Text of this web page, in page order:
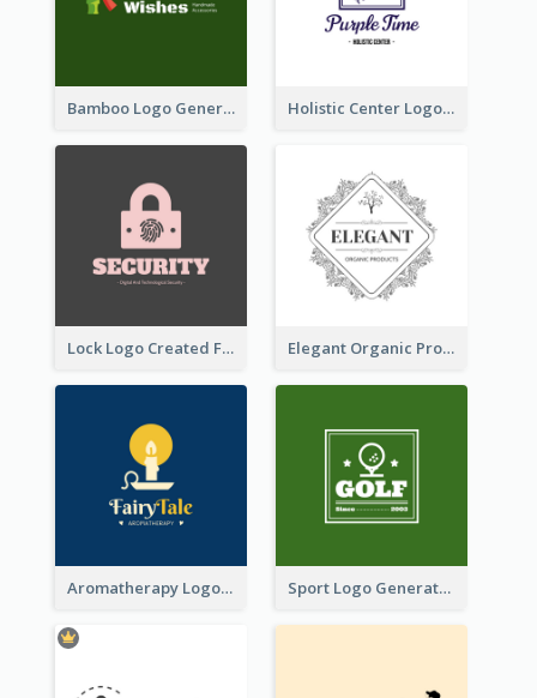
Bamboo Logo Generated For Store Selling Handmade Accessories Holistic Center Logo Generated With Illustrated Fruit
Lock Logo Created For Digital And Technological Security Services Elegant Organic Products Logo Created With Complicated Decorations
Aromatherapy Logo Designed With Theme Of Fairy Tale Sport Logo Generated For Golf Club